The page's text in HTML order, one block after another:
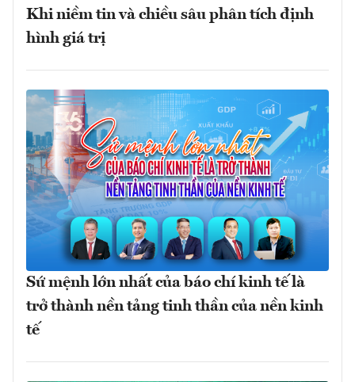
Khi niềm tin và chiều sâu phân tích định
hình giá trị
Sứ mệnh lớn nhất của báo chí kinh tế là
trở thành nền tảng tinh thần của nền kinh
tế